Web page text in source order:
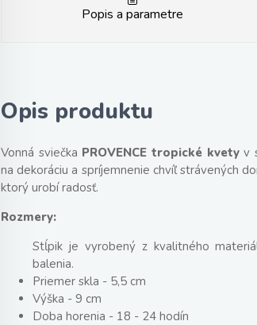
Popis a parametre
Opis produktu
Vonná sviečka PROVENCE tropické kvetyv
na dekoráciu a spríjemnenie chvíľ strávených
ktorý urobí radosť.
Rozmery:
Stĺpik je vyrobený z kvalitného
balenia.
Priemer skla - 5,5 cm
Výška - 9 cm
Doba horenia - 18 - 24 hodín